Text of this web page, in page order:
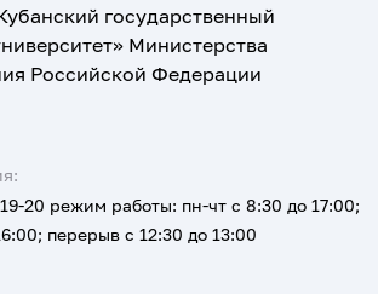
государственный
Министерства
Российской Федерации
20 режим работы: пн-чт с 8:30 до 17:00;
перерыв с 12:30 до 13:00